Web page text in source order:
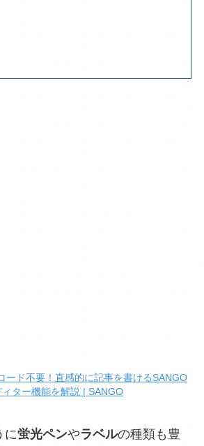
ード不要！直感的に記事を書けるSANGO
ター機能を解説 | SANGO
に蛍光ペンやラベルの種類も豊